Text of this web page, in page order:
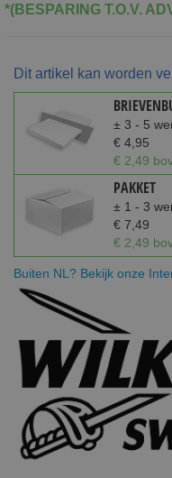
*(BESPARING T.O.V.
Dit artikel kan worden
± 3 - 5
€ 4,95
€ 2,49
PAKKET
± 1 - 3
€ 7,49
€ 2,49
Buiten NL? Bekijk onze